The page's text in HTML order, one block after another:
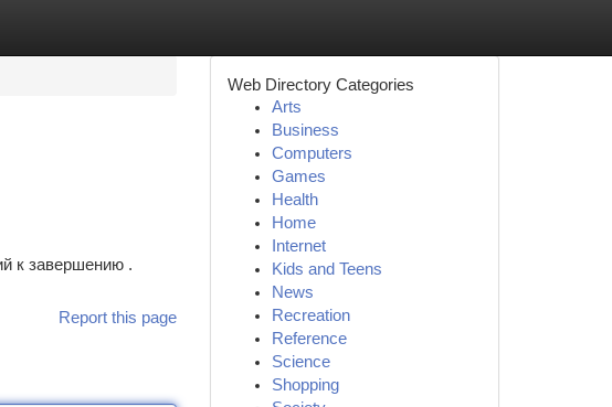
к завершению .
Report this page
Web Directory Categories
Arts
Business
Computers
Games
Health
Home
Internet
Kids and Teens
News
Recreation
Reference
Science
Shopping